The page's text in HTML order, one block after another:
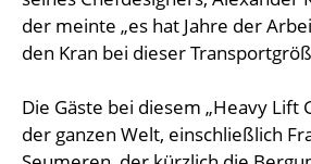
der meinte „es hat Jahre der
den Kran bei dieser
Die Gäste bei diesem „Heavy Lift
der ganzen Welt, einschließlich